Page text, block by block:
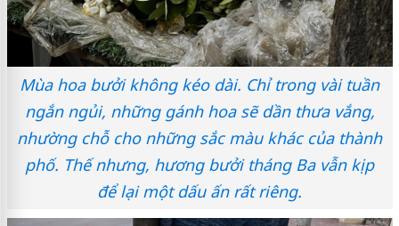
Mùa hoa bưởi không kéo dài. Chỉ trong vài tuần
ngắn ngủi, những gánh hoa sẽ dần thưa vắng,
nhường chỗ cho những sắc màu khác của thành
phố. Thế nhưng, hương bưởi tháng Ba vẫn kịp
để lại một dấu ấn rất riêng.